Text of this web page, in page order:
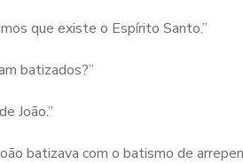
que existe o Espírito Santo.”
batizados?”
João.”
batizava com o batismo de